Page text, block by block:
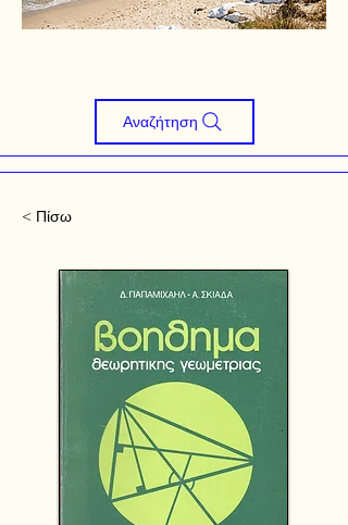
Αναζήτηση
< Πίσω